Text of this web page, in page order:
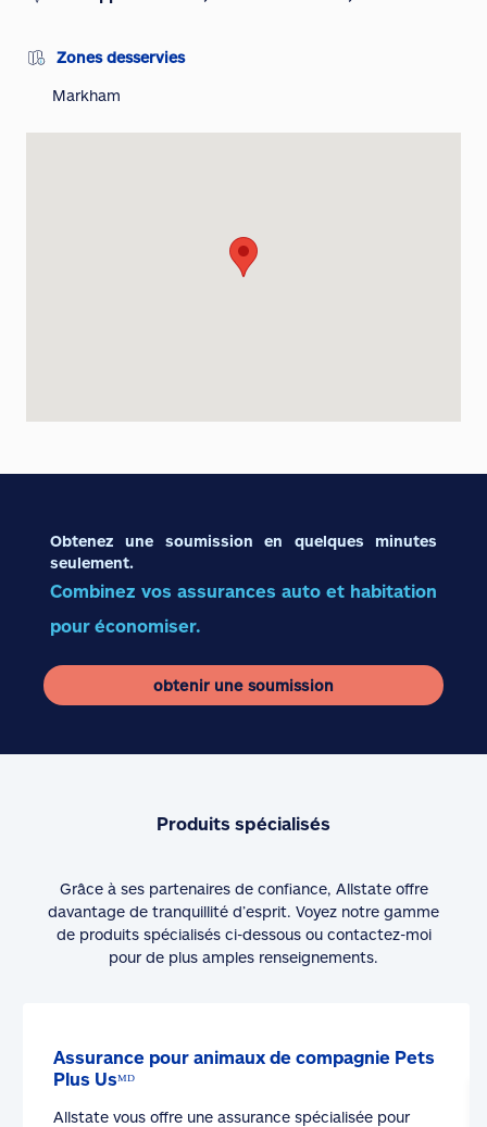
Zones desservies
Markham
Obtenez une soumission en quelques minutes
seulement.
Combinez vos assurances auto et habitation
pour économiser.
obtenir une soumission
Produits spécialisés
Grâce à ses partenaires de confiance, Allstate offre
davantage de tranquillité d’esprit. Voyez notre gamme
de produits spécialisés ci-dessous ou contactez-moi
pour de plus amples renseignements.
Assurance pour animaux de compagnie Pets
Plus Usᴹᴰ
Allstate vous offre une assurance spécialisée pour